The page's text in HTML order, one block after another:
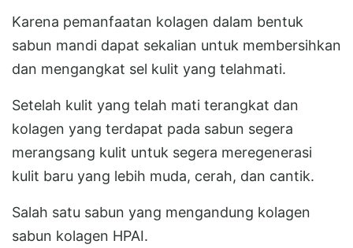
Karena pemanfaatan kolagen dalam bentuk
sabun mandi dapat sekalian untuk membersihkan
dan mengangkat sel kulit yang telahmati.
Setelah kulit yang telah mati terangkat dan
kolagen yang terdapat pada sabun segera
merangsang kulit untuk segera meregenerasi
kulit baru yang lebih muda, cerah, dan cantik.
Salah satu sabun yang mengandung kolagen
sabun kolagen HPAI.